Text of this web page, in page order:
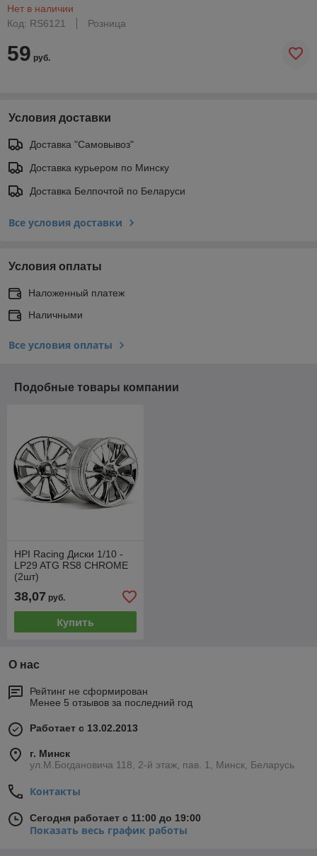
Нет в наличии
Код: RS6121
Розница
59 руб.
Условия доставки
Доставка "Самовывоз"
Доставка курьером по Минску
Доставка Белпочтой по Беларуси
Все условия доставки
Условия оплаты
Наложенный платеж
Наличными
Все условия оплаты
Подобные товары компании
HPI Racing Диски 1/10 -
LP29 ATG RS8 CHROME
(2шт)
38,07 руб.
Купить
О нас
Рейтинг не сформирован
Менее 5 отзывов за последний год
Работает с 13.02.2013
г. Минск
ул.М.Богдановича 118, 2-й этаж, пав. 1, Минск, Беларусь
Контакты
Сегодня работает с 11:00 до 19:00
Показать весь график работы